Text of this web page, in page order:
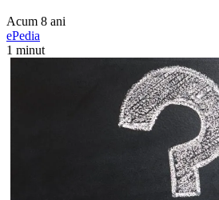
Acum 8 ani
ePedia
1 minut